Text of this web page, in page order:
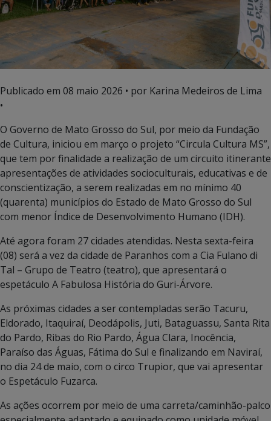
Publicado em 08 maio 2026 • por Karina Medeiros de Lima
•
O Governo de Mato Grosso do Sul, por meio da Fundação
de Cultura, iniciou em março o projeto “Circula Cultura MS”,
que tem por finalidade a realização de um circuito itinerante
apresentações de atividades socioculturais, educativas e de
conscientização, a serem realizadas em no mínimo 40
(quarenta) municípios do Estado de Mato Grosso do Sul
com menor Índice de Desenvolvimento Humano (IDH).
Até agora foram 27 cidades atendidas. Nesta sexta-feira
(08) será a vez da cidade de Paranhos com a Cia Fulano di
Tal – Grupo de Teatro (teatro), que apresentará o
espetáculo A Fabulosa História do Guri-Árvore.
As próximas cidades a ser contempladas serão Tacuru,
Eldorado, Itaquiraí, Deodápolis, Juti, Bataguassu, Santa Rita
do Pardo, Ribas do Rio Pardo, Água Clara, Inocência,
Paraíso das Águas, Fátima do Sul e finalizando em Naviraí,
no dia 24 de maio, com o circo Trupior, que vai apresentar
o Espetáculo Fuzarca.
As ações ocorrem por meio de uma carreta/caminhão-palco